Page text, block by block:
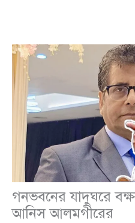
গনভবনের যাদুঘরে
আনিস আলমগীরের